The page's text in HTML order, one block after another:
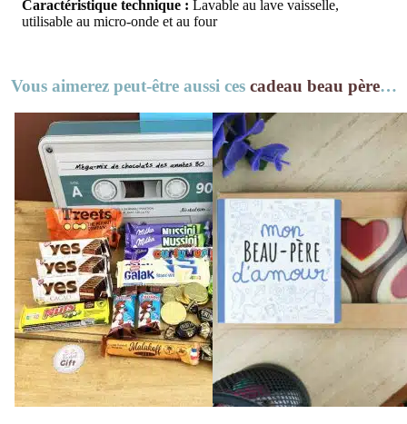
Caractéristique technique : Lavable au lave vaisselle,
utilisable au micro-onde et au four
Vous aimerez peut-être aussi ces cadeau beau père…